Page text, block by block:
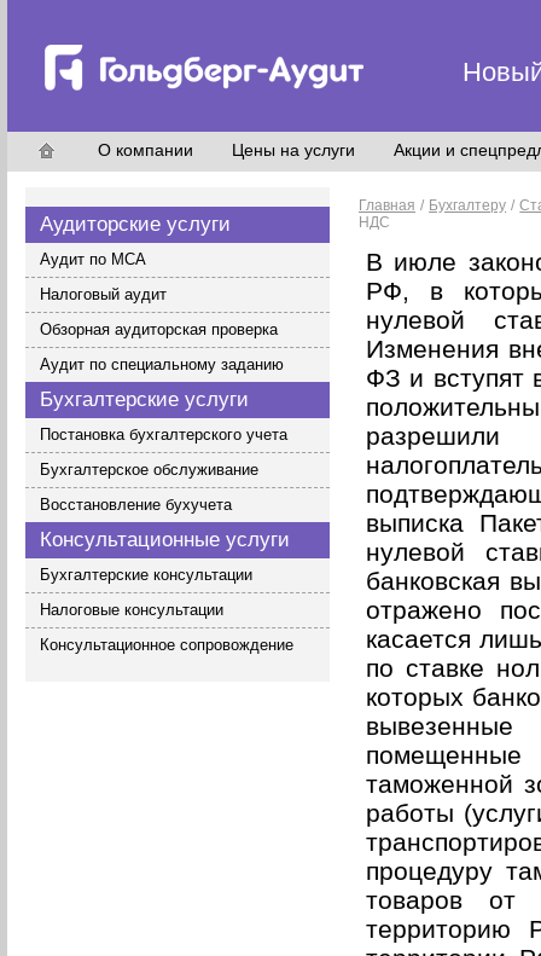
О компании Цены на услуги Акции и
Аудиторские услуги
Аудит по МСА
Налоговый аудит
Обзорная аудиторская проверка
Аудит по специальному заданию
Бухгалтерские услуги
Постановка бухгалтерского учета
Бухгалтерское обслуживание
Восстановление бухучета
Консультационные услуги
Бухгалтерские консультации
Налоговые консультации
Консультационное сопровождение
Главная / Бухгалтеру /
НДС
В июле
РФ, в
нулевой
Изменения
ФЗ и вступят
выписка
нулевой
банковская
отражено
касается
по ставке
которых
таможенной
работы
процедуру
товаров от
территорию